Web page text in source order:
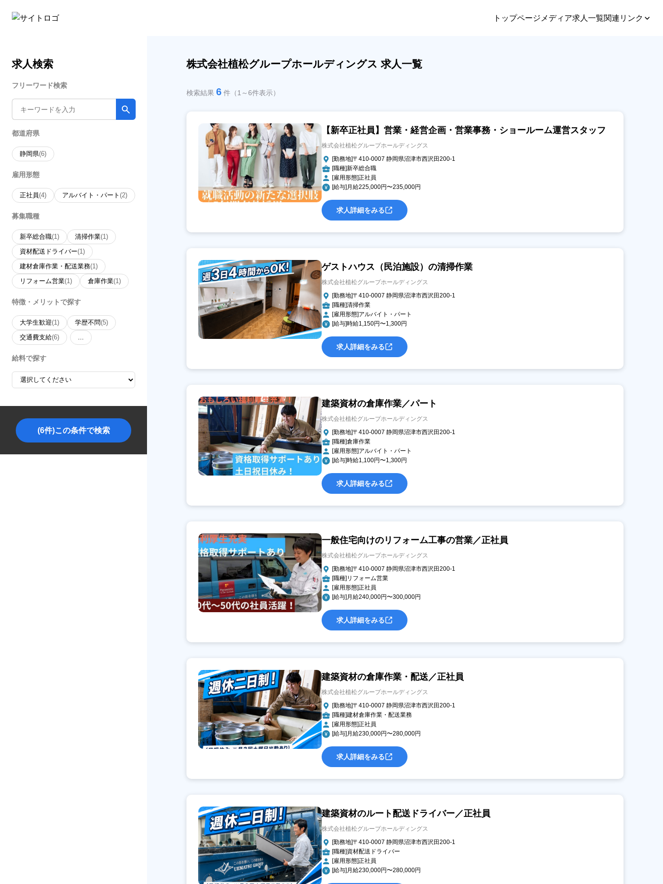
トップページ メディア求人一覧関連リンク
求人検索
フリーワード検索
都道府県
静岡県(6)
雇用形態
正社員(4) アルバイト・パート (2)
募集職種
新卒総合職(1) 清掃作業(1)
資材配送ドライバー(1)
建材倉庫作業・配送業務(1)
リフォーム営業(1) 倉庫作業(1)
特徴・メリットで探す
大学生歓迎(1) 学歴不問(5)
交通費支給(6) ...
給料で探す
(6件)この条件で検索
株式会社植松グループホールディングス 求人一覧
検索結果6 件（1～6件表示）
【新卒正社員】営業・経営企画・営業事務・ショールーム運営スタッフ
株式会社植松グループホールディングス
[勤務地]〒410-0007 静岡県沼津市西沢田200-1
[職種]新卒総合職
[雇用形態]正社員
[給与]月給225,000円〜235,000円
求人詳細をみる
ゲストハウス（民泊施設）の清掃作業
株式会社植松グループホールディングス
[勤務地]〒410-0007 静岡県沼津市西沢田200-1
[職種]清掃作業
[雇用形態]アルバイト・パート
[給与]時給1,150円〜1,300円
求人詳細をみる
建築資材の倉庫作業／パート
株式会社植松グループホールディングス
[勤務地]〒410-0007 静岡県沼津市西沢田200-1
[職種]倉庫作業
[雇用形態]アルバイト・パート
[給与]時給1,100円〜1,300円
求人詳細をみる
一般住宅向けのリフォーム工事の営業／正社員
株式会社植松グループホールディングス
[勤務地]〒410-0007 静岡県沼津市西沢田200-1
[職種]リフォーム営業
[雇用形態]正社員
[給与]月給240,000円〜300,000円
求人詳細をみる
建築資材の倉庫作業・配送／正社員
株式会社植松グループホールディングス
[勤務地]〒410-0007 静岡県沼津市西沢田200-1
[職種]建材倉庫作業・配送業務
[雇用形態]正社員
[給与]月給230,000円〜280,000円
求人詳細をみる
建築資材のルート配送ドライバー／正社員
株式会社植松グループホールディングス
[勤務地]〒410-0007 静岡県沼津市西沢田200-1
[職種]資材配送ドライバー
[雇用形態]正社員
[給与]月給230,000円〜280,000円